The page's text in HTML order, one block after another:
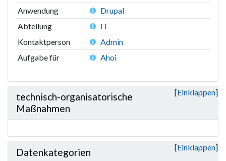
Anwendung
Drupal
Abteilung
IT
Kontaktperson
Admin
Aufgabe für
Ahoi
Einklappen
technisch-organisatorische
Maßnahmen
Einklappen
Datenkategorien